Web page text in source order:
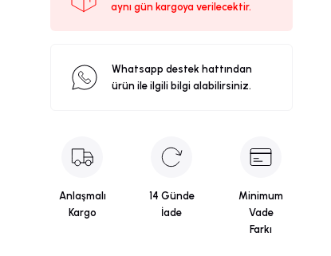
aynı gün kargoya verilecektir.
Whatsapp destek hattından
ürün ile ilgili bilgi alabilirsiniz.
Anlaşmalı
Kargo
14 Günde
İade
Minimum
Vade
Farkı